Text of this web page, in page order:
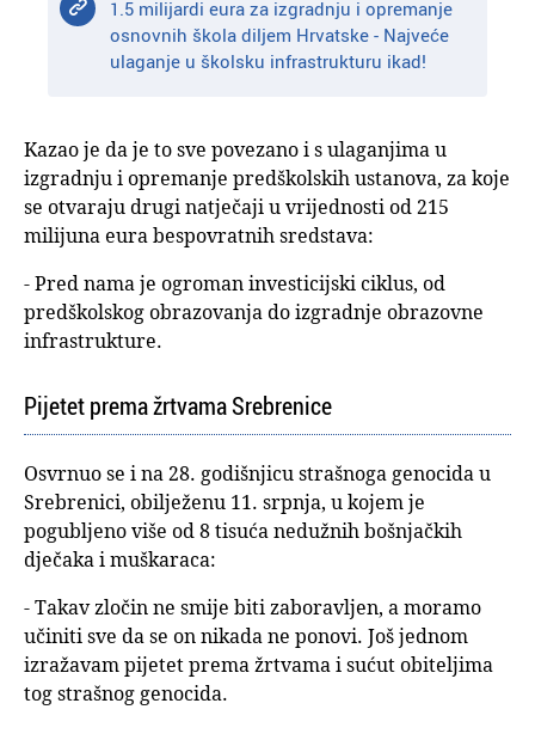
1.5 milijardi eura za izgradnju i opremanje
osnovnih škola diljem Hrvatske - Najveće
ulaganje u školsku infrastrukturu ikad!
Kazao je da je to sve povezano i s ulaganjima u
izgradnju i opremanje predškolskih ustanova, za koje
se otvaraju drugi natječaji u vrijednosti od 215
milijuna eura bespovratnih sredstava:
- Pred nama je ogroman investicijski ciklus, od
predškolskog obrazovanja do izgradnje obrazovne
infrastrukture.
Pijetet prema žrtvama Srebrenice
Osvrnuo se i na 28. godišnjicu strašnoga genocida u
Srebrenici, obilježenu 11. srpnja, u kojem je
pogubljeno više od 8 tisuća nedužnih bošnjačkih
dječaka i muškaraca:
- Takav zločin ne smije biti zaboravljen, a moramo
učiniti sve da se on nikada ne ponovi. Još jednom
izražavam pijetet prema žrtvama i sućut obiteljima
tog strašnog genocida.